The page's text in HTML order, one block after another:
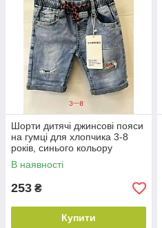
Шорти дитячі джинсові пояси
на гумці для хлопчика 3-8
років, синього кольору
В наявності
253 ₴
Купити